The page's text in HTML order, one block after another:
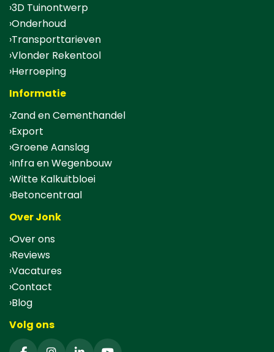
3D Tuinontwerp
Onderhoud
Transporttarieven
Vlonder Rekentool
Herroeping
Informatie
Zand en Cementhandel
Export
Groene Aanslag
Infra en Wegenbouw
Witte Kalkuitbloei
Betoncentraal
Over Jonk
Over ons
Reviews
Vacatures
Contact
Blog
Volg ons